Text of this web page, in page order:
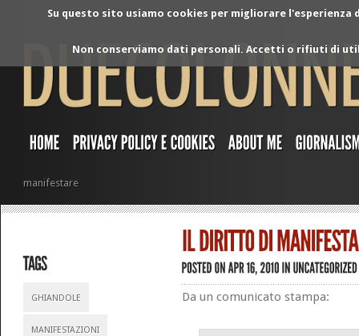
Su questo sito usiamo cookies per migliorare
Non conserviamo dati personali. Accetti o rifiuti di
manifestare
GHIANDOLE
MANIFESTAZIONI
Da un comunicato stampa: